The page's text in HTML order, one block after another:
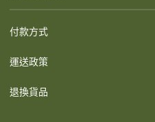
付款方式
運送政策
退換貨品